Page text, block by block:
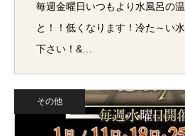
毎週金曜日いつもより水風呂の
と！！低くなります！冷た～い
下さい！&…
その他